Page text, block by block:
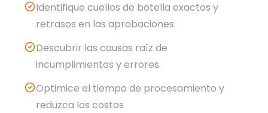
Identifique cuellos de botella exactos y
retrasos en las aprobaciones
Descubrir las causas raíz de
incumplimientos y errores
Optimice el tiempo de procesamiento y
reduzca los costos